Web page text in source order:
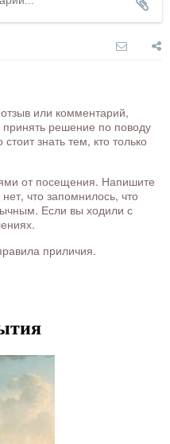
или комментарий,
решение по поводу
знать тем, кто только
от посещения. Напишите
что запомнилось, что
Если вы ходили с
приличия.